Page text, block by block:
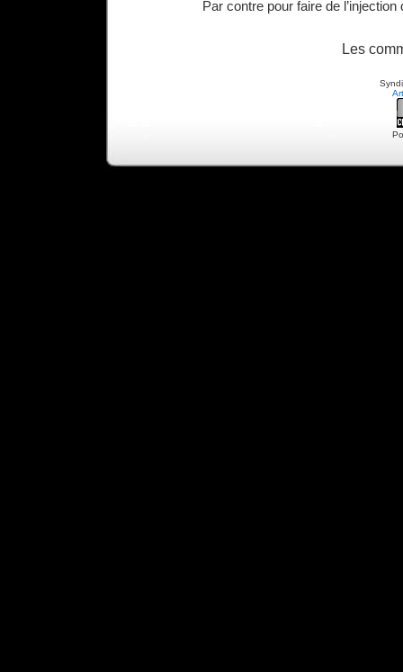
Par contre pour faire de
Les